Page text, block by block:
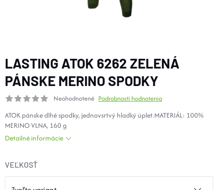
TOPÁNKY a PONOŽKY
CYKLISTIKA
Značky
Obchodné podmienky
Kontakty
LASTING ATOK 6262 ZELENÁ
PÁNSKE MERINO SPODKY
Neohodnotené Podrobnosti hodnotenia
ATOK pánske dlhé spodky, jednovsrtvý hladký úplet.MATERIÁL: 100%
MERINO VLNA, 160 g
Detailné informácie
VEĽKOSŤ